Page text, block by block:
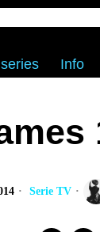
Info
Serie TV